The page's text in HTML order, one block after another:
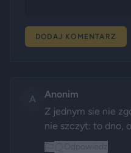
DODAJ KOMENTARZ
A Anonim
Z jednym sie nie
nie szczyt: to dno,